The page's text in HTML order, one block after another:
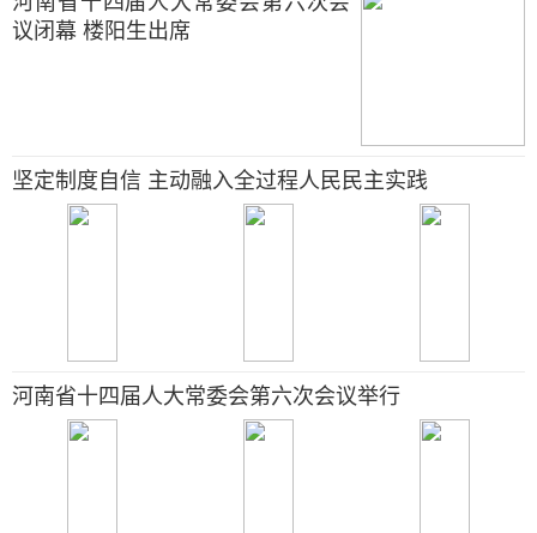
议闭幕 楼阳生出席
坚定制度自信 主动融入全过程人民民主实践
河南省十四届人大常委会第六次会议举行